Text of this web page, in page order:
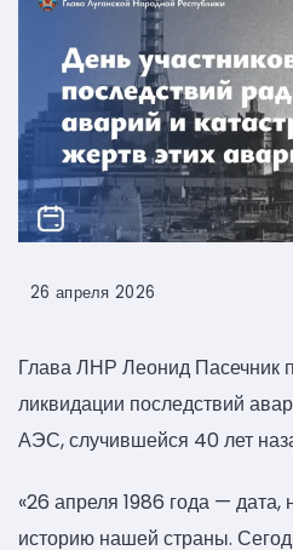
26 апреля 2026
Глава ЛНР Леонид Пасечник
ликвидации последствий
АЭС, случившейся 40 лет
«26 апреля 1986 года — дата,
историю нашей страны.